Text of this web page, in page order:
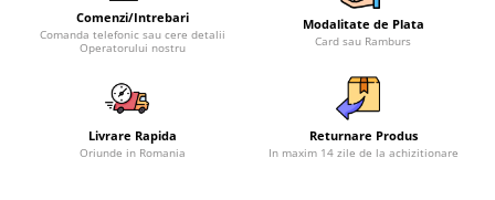
Comenzi/Intrebari
Comanda telefonic sau cere detalii
Operatorului nostru
Modalitate de Plata
Card sau Ramburs
Livrare Rapida
Oriunde in Romania
Returnare Produs
In maxim 14 zile de la achizitionare